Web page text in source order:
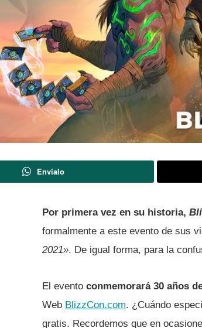
Envíalo
Por primera vez en su historia,
formalmente a este evento de sus
2021». De igual forma, para la
El evento conmemorará 30 años
Web BlizzCon.com. ¿Cuándo
gratis. Recordemos que en